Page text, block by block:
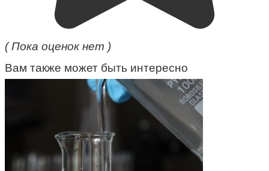
( Пока оценок нет )
Вам также может быть интересно